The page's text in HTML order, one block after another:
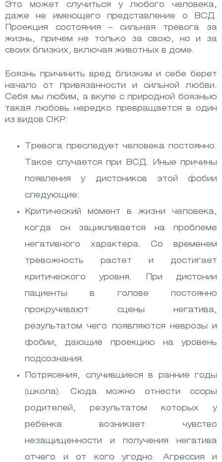
Это может случиться у любого человека,
даже не имеющего представление о ВСД.
Проекция состояния – сильная тревога за
жизнь, причем не только за свою, но и за
своих близких, включая животных в доме.
Боязнь причинить вред близким и себе берет
начало от привязанности и сильной любви.
Себя мы любим, а вкупе с природной боязнью
такая любовь нередко превращается в один
из видов ОКР:
Тревога преследует человека постоянно.
Такое случается при ВСД. Иные причины
появления у дистоников этой фобии
следующие:
Критический момент в жизни человека,
когда он зацикливается на проблеме
негативного характера. Со временем
тревожность растет и достигает
критического уровня. При дистонии
пациенты в голове постоянно
прокручивают сцены негатива,
результатом чего появляются неврозы и
фобии, дающие проекцию на уровень
подсознания.
Потрясения, случившиеся в ранние годы
(школа). Сюда можно отнести ссоры
родителей, результатом которых у
ребенка возникает чувство
незащищенности и получения негатива
отчего и от кого угодно. Агрессия и